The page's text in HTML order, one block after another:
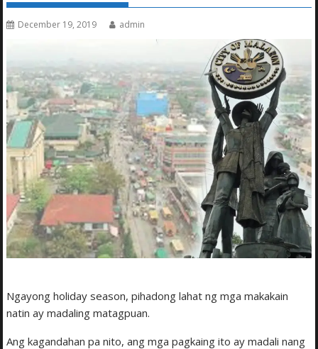
December 19, 2019 admin
Ngayong holiday season, pihadong lahat ng mga makakain
natin ay madaling matagpuan.
Ang kagandahan pa nito, ang mga pagkaing ito ay madali nang